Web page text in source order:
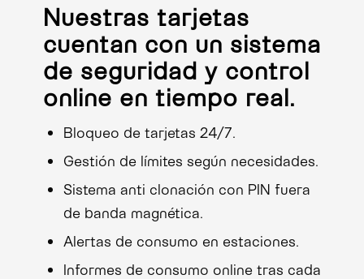
Nuestras tarjetas
cuentan con un sistema
de seguridad y control
online en tiempo real.
Bloqueo de tarjetas 24/7.
Gestión de límites según necesidades.
Sistema anti clonación con PIN fuera
de banda magnética.
Alertas de consumo en estaciones.
Informes de consumo online tras cada